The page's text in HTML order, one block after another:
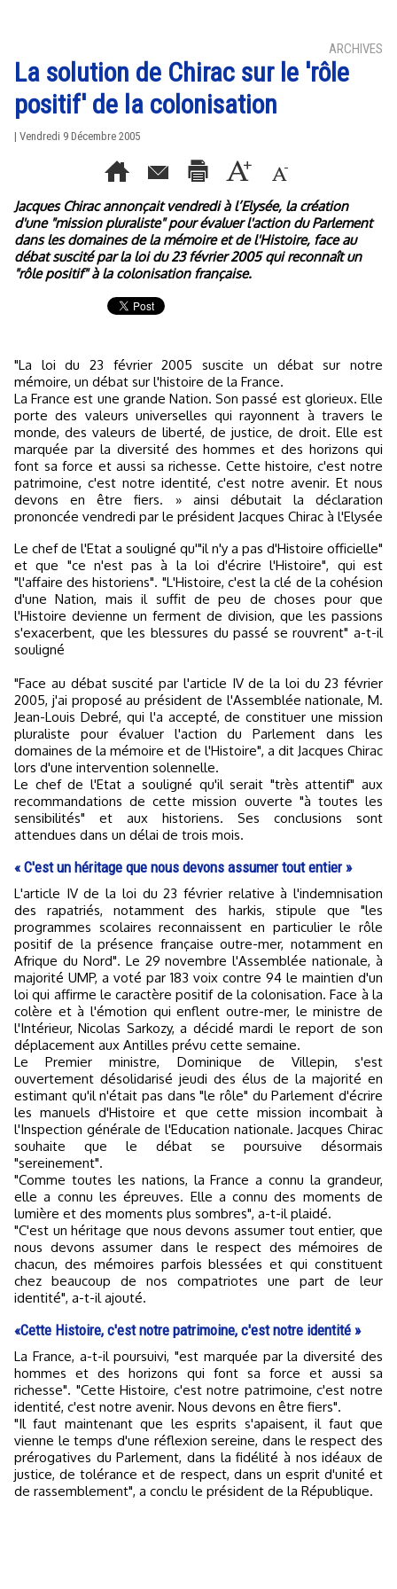
ARCHIVES
La solution de Chirac sur le 'rôle
positif' de la colonisation
| Vendredi 9 Décembre 2005
Jacques Chirac annonçait vendredi à l’Elysée, la création
d'une "mission pluraliste" pour évaluer l'action du Parlement
dans les domaines de la mémoire et de l'Histoire, face au
débat suscité par la loi du 23 février 2005 qui reconnaît un
"rôle positif" à la colonisation française.
"La loi du 23 février 2005 suscite un débat sur notre
mémoire, un débat sur l'histoire de la France.
La France est une grande Nation. Son passé est glorieux. Elle
porte des valeurs universelles qui rayonnent à travers le
monde, des valeurs de liberté, de justice, de droit. Elle est
marquée par la diversité des hommes et des horizons qui
font sa force et aussi sa richesse. Cette histoire, c'est notre
patrimoine, c'est notre identité, c'est notre avenir. Et nous
devons en être fiers. » ainsi débutait la déclaration
prononcée vendredi par le président Jacques Chirac à l'Elysée
Le chef de l'Etat a souligné qu'"il n'y a pas d'Histoire officielle"
et que "ce n'est pas à la loi d'écrire l'Histoire", qui est
"l'affaire des historiens". "L'Histoire, c'est la clé de la cohésion
d'une Nation, mais il suffit de peu de choses pour que
l'Histoire devienne un ferment de division, que les passions
s'exacerbent, que les blessures du passé se rouvrent" a-t-il
souligné
"Face au débat suscité par l'article IV de la loi du 23 février
2005, j'ai proposé au président de l'Assemblée nationale, M.
Jean-Louis Debré, qui l'a accepté, de constituer une mission
pluraliste pour évaluer l'action du Parlement dans les
domaines de la mémoire et de l'Histoire", a dit Jacques Chirac
lors d'une intervention solennelle.
Le chef de l'Etat a souligné qu'il serait "très attentif" aux
recommandations de cette mission ouverte "à toutes les
sensibilités" et aux historiens. Ses conclusions sont
attendues dans un délai de trois mois.
« C'est un héritage que nous devons assumer tout entier »
L'article IV de la loi du 23 février relative à l'indemnisation
des rapatriés, notamment des harkis, stipule que "les
programmes scolaires reconnaissent en particulier le rôle
positif de la présence française outre-mer, notamment en
Afrique du Nord". Le 29 novembre l'Assemblée nationale, à
majorité UMP, a voté par 183 voix contre 94 le maintien d'un
loi qui affirme le caractère positif de la colonisation. Face à la
colère et à l'émotion qui enflent outre-mer, le ministre de
l'Intérieur, Nicolas Sarkozy, a décidé mardi le report de son
déplacement aux Antilles prévu cette semaine.
Le Premier ministre, Dominique de Villepin, s'est
ouvertement désolidarisé jeudi des élus de la majorité en
estimant qu'il n'était pas dans "le rôle" du Parlement d'écrire
les manuels d'Histoire et que cette mission incombait à
l'Inspection générale de l'Education nationale. Jacques Chirac
souhaite que le débat se poursuive désormais
"sereinement".
"Comme toutes les nations, la France a connu la grandeur,
elle a connu les épreuves. Elle a connu des moments de
lumière et des moments plus sombres", a-t-il plaidé.
"C'est un héritage que nous devons assumer tout entier, que
nous devons assumer dans le respect des mémoires de
chacun, des mémoires parfois blessées et qui constituent
chez beaucoup de nos compatriotes une part de leur
identité", a-t-il ajouté.
«Cette Histoire, c'est notre patrimoine, c'est notre identité »
La France, a-t-il poursuivi, "est marquée par la diversité des
hommes et des horizons qui font sa force et aussi sa
richesse". "Cette Histoire, c'est notre patrimoine, c'est notre
identité, c'est notre avenir. Nous devons en être fiers".
"Il faut maintenant que les esprits s'apaisent, il faut que
vienne le temps d'une réflexion sereine, dans le respect des
prérogatives du Parlement, dans la fidélité à nos idéaux de
justice, de tolérance et de respect, dans un esprit d'unité et
de rassemblement", a conclu le président de la République.